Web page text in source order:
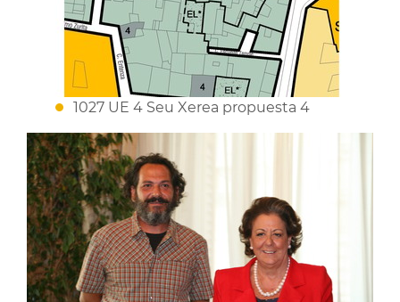
1027 UE 4 Seu Xerea propuesta 4